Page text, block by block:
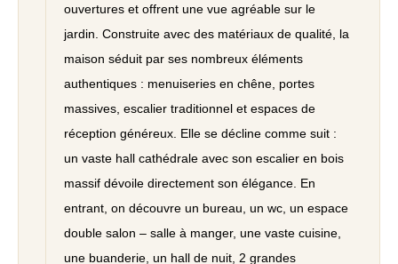
ouvertures et offrent une vue agréable sur le
jardin. Construite avec des matériaux de qualité, la
maison séduit par ses nombreux éléments
authentiques : menuiseries en chêne, portes
massives, escalier traditionnel et espaces de
réception généreux. Elle se décline comme suit :
un vaste hall cathédrale avec son escalier en bois
massif dévoile directement son élégance. En
entrant, on découvre un bureau, un wc, un espace
double salon – salle à manger, une vaste cuisine,
une buanderie, un hall de nuit, 2 grandes